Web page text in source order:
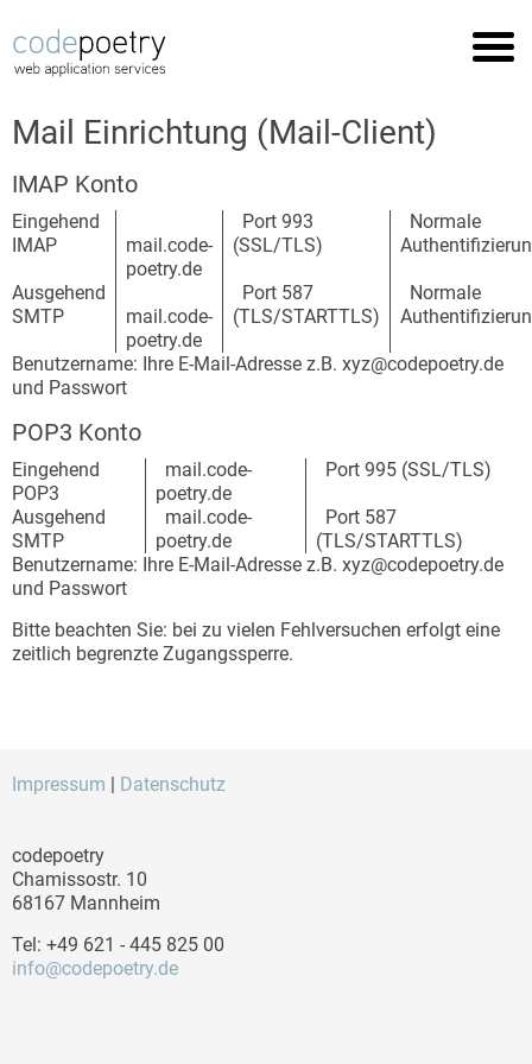
Mail Einrichtung (Mail-Client)
IMAP Konto
Eingehend
IMAP
mail.code-
poetry.de
Port 993
(SSL/TLS)
Normale
Ausgehend
SMTP
mail.code-
poetry.de
Port 587
(TLS/STARTTLS)
Normale
Benutzername: Ihre E-Mail-Adresse z.B. xyz@codepoetry.de
und Passwort
POP3 Konto
Eingehend
POP3
mail.code-
poetry.de
Port 995 (SSL/TLS)
Ausgehend
SMTP
mail.code-
poetry.de
Port 587
(TLS/STARTTLS)
Benutzername: Ihre E-Mail-Adresse z.B. xyz@codepoetry.de
und Passwort
Bitte beachten Sie: bei zu vielen Fehlversuchen erfolgt eine
zeitlich begrenzte Zugangssperre.
Impressum | Datenschutz
codepoetry
Chamissostr. 10
68167 Mannheim
Tel: +49 621 - 445 825 00
info@codepoetry.de
Startseite
Leistungen
Impressum
Datenschutz